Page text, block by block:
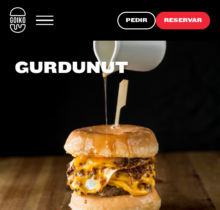
PEDIR RESERVAR
GURDUNUT